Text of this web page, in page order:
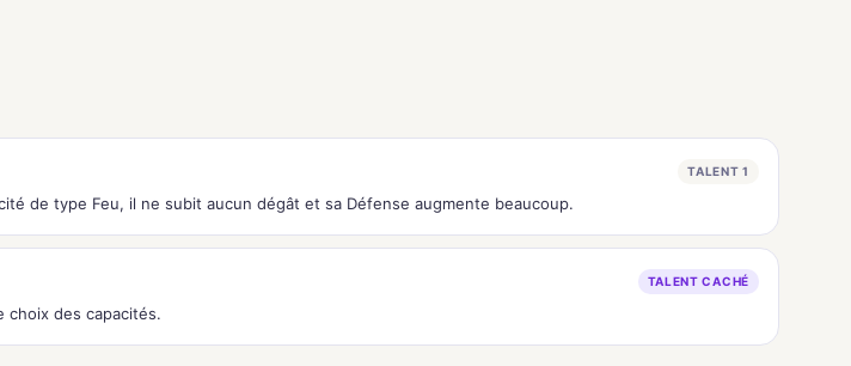
TALENT 1
de type Feu, il ne subit aucun dégât et sa Défense augmente beaucoup.
TALENT CACHÉ
choix des capacités.